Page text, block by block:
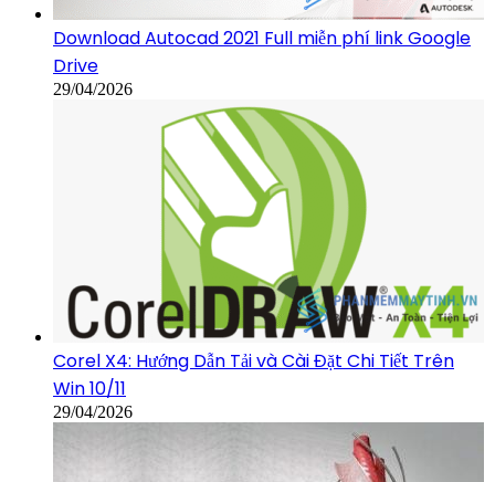
Download Autocad 2021 Full miễn phí link Google
Drive
29/04/2026
Corel X4: Hướng Dẫn Tải và Cài Đặt Chi Tiết Trên
Win 10/11
29/04/2026